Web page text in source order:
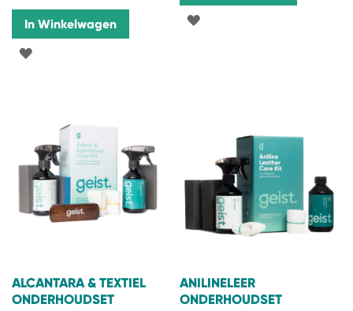
In Winkelwagen
VOEG
VERLANGLIJST
VOEG
ALCANTARA & TEXTIEL
ONDERHOUDSET
ANILINELEER
ONDERHOUDSET